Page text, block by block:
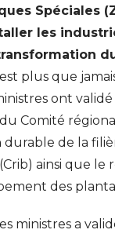
Spéciales
les
plus que
ont validé
Comité régional
durable de la
ainsi que le
des
ministres a